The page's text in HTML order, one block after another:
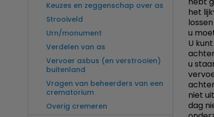
Keuzes en zeggenschap over as
Strooiveld
Urn/monument
Verdelen van as
Vervoer asbus (en verstrooien)
buitenland
Vragen van beheerders van een
crematorium
Overig cremeren
het
u
U
u
niet
dag